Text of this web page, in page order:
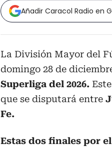
Añadir Caracol Radio en
La División Mayor del
domingo 28 de
Superliga del 2026.
que se disputará entre
Fe.
Estas dos finales por